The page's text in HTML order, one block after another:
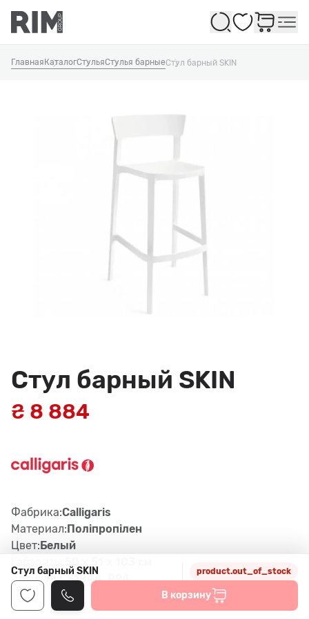
Избранное
Главная КаталогСтульяСтулья барныеСтул барный SKIN
Стул барный SKIN
₴ 8 884
Фабрика:Calligaris
Материал:Поліпропілен
Цвет:Белый
Артикул:CS1844, P94
Стул барный SKIN product.out_of_stock
В корзину